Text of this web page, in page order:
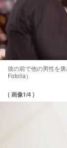
彼の前で他の男性を
Fotolia）
( 画像1/4 )